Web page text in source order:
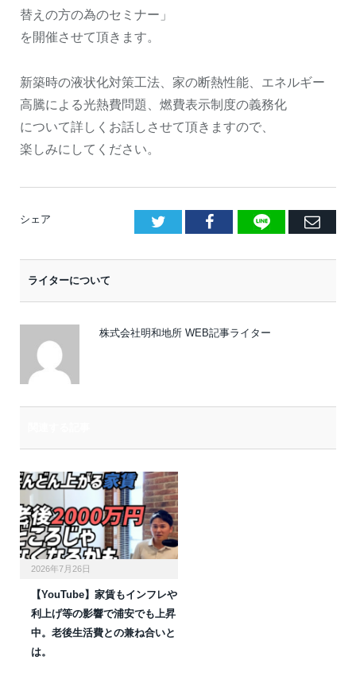
替えの方の為のセミナー」
を開催させて頂きます。
新築時の液状化対策工法、家の断熱性能、エネルギー
高騰による光熱費問題、燃費表示制度の義務化
について詳しくお話しさせて頂きますので、
楽しみにしてください。
シェア Facebook
LINE
E
ライターについて
株式会社明和地所 WEB記事ライター
2026年7月26日
【YouTube】家賃もインフレや
利上げ等の影響で浦安でも上昇
中。老後生活費との兼ね合いと
は。